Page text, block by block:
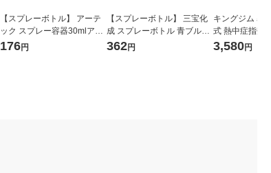
【スプレーボトル】 アーテ
ック スプレー容器30mlアル
コール対応 遮光タイプ 携帯
176円
【スプレーボトル】 三宝化
成 スプレーボトル 青ブルー
1000ml 1本
362円
キングジム 暑
式 熱中症指数
2023 クラス2
3,580円